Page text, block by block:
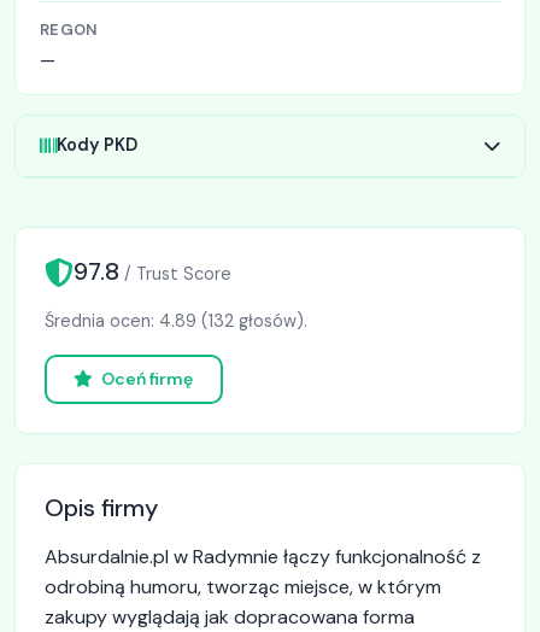
REGON
—
Kody PKD
97.8 / Trust Score
Średnia ocen: 4.89 (132 głosów).
Oceń firmę
Opis firmy
Absurdalnie.pl w Radymnie łączy funkcjonalność z
odrobiną humoru, tworząc miejsce, w którym
zakupy wyglądają jak dopracowana forma